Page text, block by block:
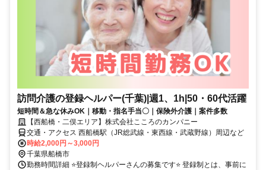
訪問介護の登録ヘルパー(千葉)|週1、1h|50・60代活躍
短時間＆急な休みOK｜移動・指名手当〇｜保険外介護｜案件多数
【西船橋・二俣エリア】株式会社こころのカンパニー
交通・アクセス 西船橋駅（JR総武線・東西線・武蔵野線）周辺など
時給2,000円～3,000円
千葉県船橋市
勤務時間詳細 ⭐登録制ヘルパーさんの募集です⭐ 登録制とは、事前に